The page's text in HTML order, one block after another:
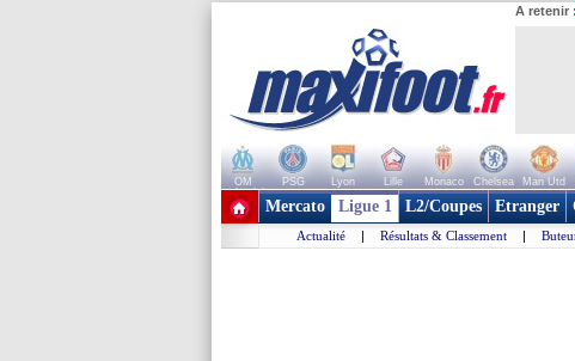
A retenir :
OM PSG Lyon Lille Monaco Chelsea Man Utd
+ de clubs
Mercato Ligue 1 L2/Coupes Etranger
Actualité | Résultats & Classement |